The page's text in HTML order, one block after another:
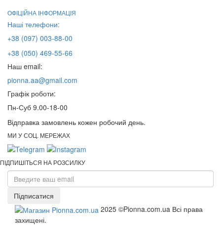
ОФІЦІЙНА ІНФОРМАЦІЯ
Наші телефони:
+38 (097) 003-88-00
+38 (050) 469-55-66
Наш email:
pionna.aa@gmail.com
Графік роботи:
Пн-Суб 9.00-18-00
Відправка замовлень кожен робочий день.
МИ У СОЦ. МЕРЕЖАХ
ПІДПИШІТЬСЯ НА РОЗСИЛКУ
Підписатися
2025 ©Pionna.com.ua Всі права
захищені.